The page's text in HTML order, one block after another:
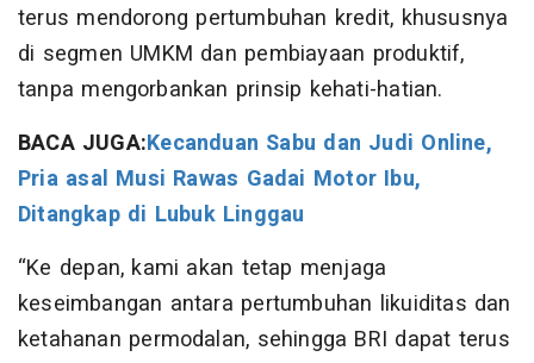
terus mendorong pertumbuhan kredit, khususnya
di segmen UMKM dan pembiayaan produktif,
tanpa mengorbankan prinsip kehati-hatian.
BACA JUGA:Kecanduan Sabu dan Judi Online,
Pria asal Musi Rawas Gadai Motor Ibu,
Ditangkap di Lubuk Linggau
“Ke depan, kami akan tetap menjaga
keseimbangan antara pertumbuhan likuiditas dan
ketahanan permodalan, sehingga BRI dapat terus